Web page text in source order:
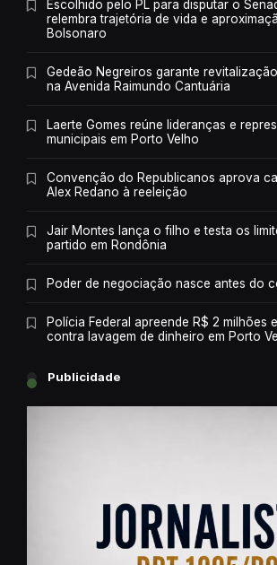
Escolhido pelo PL para disputar o
relembra trajetória de vida e
Bolsonaro
Gedeão Negreiros garante
na Avenida Raimundo Cantuária
Laerte Gomes reúne lideranças e
municipais em Porto Velho
Convenção do Republicanos aprova
Alex Redano à reeleição
Jair Montes lança o filho e testa os
partido em Rondônia
Poder de negociação nasce antes do
Polícia Federal apreende R$ 2 milhões
contra lavagem de dinheiro em Porto
Publicidade